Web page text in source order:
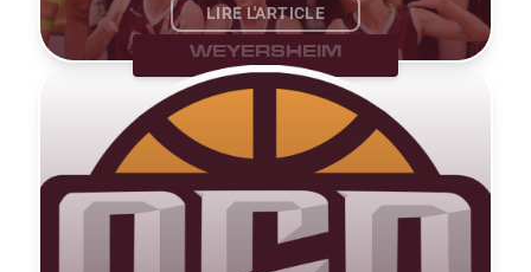
LIRE L'ARTICLE
WEYERSHEIM